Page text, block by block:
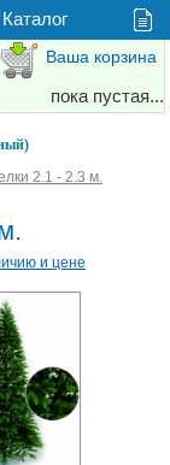
Ваша корзина
пока пустая...
2.1 - 2.3 м.
и цене